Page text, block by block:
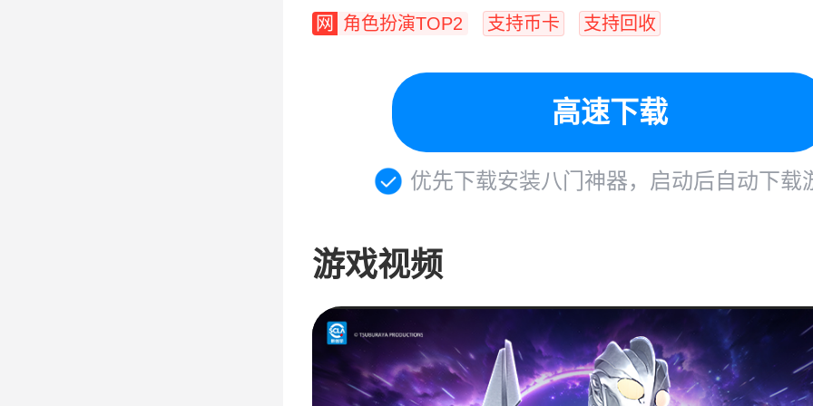
网 角色扮演TOP2 支持币卡 支持回收
高速下载
优先下载安装八门神器，启动后自动下载
游戏视频